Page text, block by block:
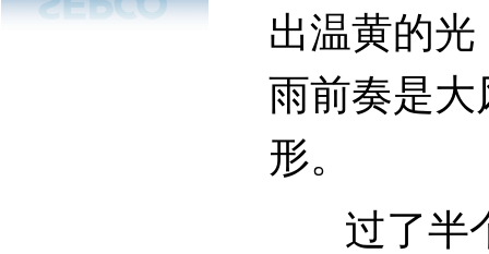
出温黄的
雨前奏是
形。
过了半个